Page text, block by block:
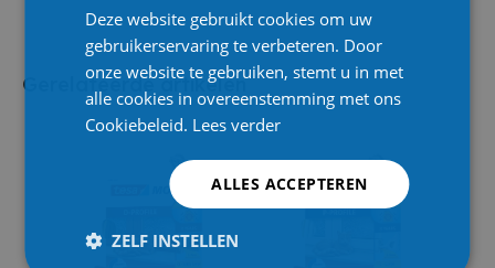
Gerelateerde artikelen
Deze website gebruikt cookies om uw
gebruikerservaring te verbeteren. Door
onze website te gebruiken, stemt u in met
alle cookies in overeenstemming met ons
Cookiebeleid. Lees verder
ALLES ACCEPTEREN
ZELF INSTELLEN